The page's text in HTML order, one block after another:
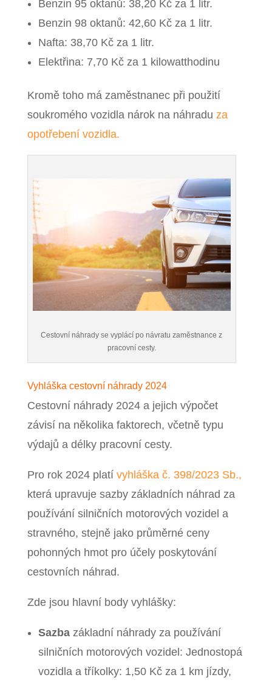
Benzin 95 oktanů: 38,20 Kč za 1 litr.
Benzin 98 oktanů: 42,60 Kč za 1 litr.
Nafta: 38,70 Kč za 1 litr.
Elektřina: 7,70 Kč za 1 kilowatthodinu
Kromě toho má zaměstnanec při použití
soukromého vozidla nárok na náhradu za
opotřebení vozidla.
Cestovní náhrady se vyplácí po návratu zaměstnance z
pracovní cesty.
Vyhláška cestovní náhrady 2024
Cestovní náhrady 2024 a jejich výpočet
závisí na několika faktorech, včetně typu
výdajů a délky pracovní cesty.
Pro rok 2024 platívyhláška č. 398/2023 Sb.,
která upravuje sazby základních náhrad za
používání silničních motorových vozidel a
stravného, stejně jako průměrné ceny
pohonných hmot pro účely poskytování
cestovních náhrad.
Zde jsou hlavní body vyhlášky:
Sazbazákladní náhrady za používání
silničních motorových vozidel: Jednostopá
vozidla a tříkolky: 1,50 Kč za 1 km jízdy,